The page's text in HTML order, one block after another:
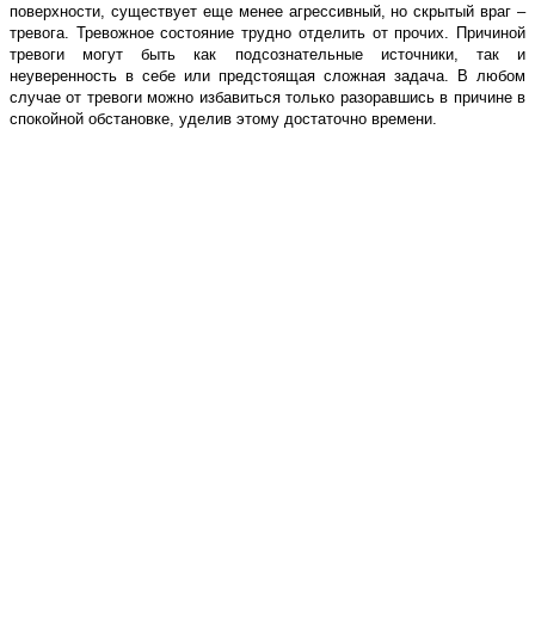
поверхности, существует еще менее агрессивный, но скрытый враг –
тревога. Тревожное состояние трудно отделить от прочих. Причиной
тревоги могут быть как подсознательные источники, так и
неуверенность в себе или предстоящая сложная задача. В любом
случае от тревоги можно избавиться только разоравшись в причине в
спокойной обстановке, уделив этому достаточно времени.